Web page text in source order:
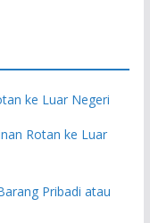
ke Luar Negeri
Rotan ke Luar
Pribadi atau